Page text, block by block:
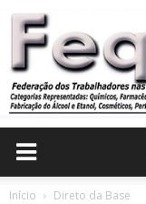
Início Direto da Base